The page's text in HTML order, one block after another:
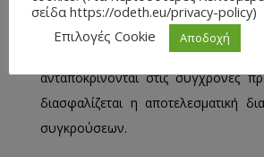
μηχανισμών επιβολής του
προκειμένου να ενισχυθεί η
ανταποκρίνονται στις σύγχρονες
διασφαλίζεται η αποτελεσματική
συγκρούσεων.
σείδα https://odeth.eu/privacy-policy)
Επιλογές Cookie
Αποδοχή